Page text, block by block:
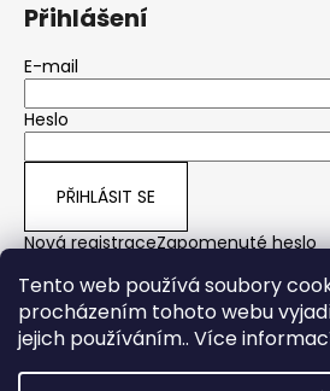
Tento web používá soubory
procházením tohoto webu
jejich používáním.. Více
Přihlášení
E-mail
Heslo
PŘIHLÁSIT SE
Nová registraceZapomenuté heslo
yps